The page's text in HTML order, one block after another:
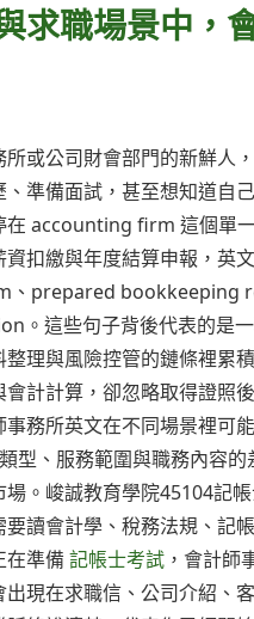
求職場景中，
或公司財會部門的新鮮人
準備面試，甚至想知道自
accounting firm 這個單
扣繳與年度結算申報，英
prepared
這些句子背後代表的是
理與風險控管的鏈條裡累
計計算，卻忽略取得證照
事務所英文在不同場景裡
、服務範圍與職務內容
。峻誠教育學院45104記
讀會計學、稅務法規、記
在準備 記帳士考試 ，會計師
現在求職信、公司介紹、